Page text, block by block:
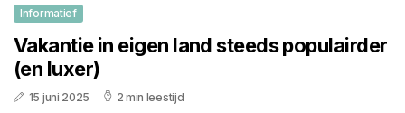
Informatief
Vakantie in eigen land steeds populairder
(en luxer)
15 juni 2025 2 min leestijd